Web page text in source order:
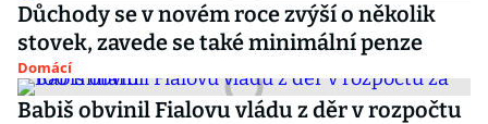
Důchody se v novém roce zvýší o několik
stovek, zavede se také minimální penze
Domácí
Babiš obvinil Fialovu vládu z děr v rozpočtu